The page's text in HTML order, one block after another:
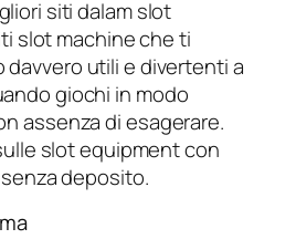
siti dalam slot
slot machine che ti
davvero utili e divertenti a
giochi in modo
assenza di esagerare.
slot equipment con
deposito.